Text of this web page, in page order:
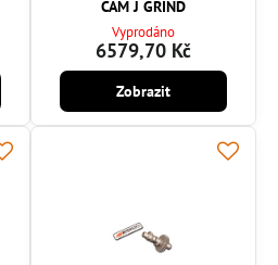
CAM J GRIND
Vyprodáno
6579,70 Kč
Zobrazit